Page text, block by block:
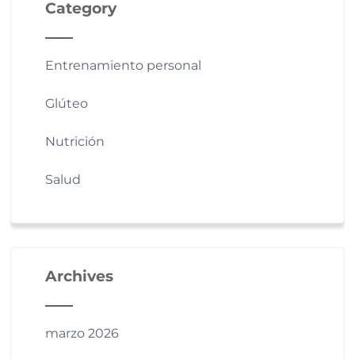
Category
Entrenamiento personal
Glúteo
Nutrición
Salud
Archives
marzo 2026